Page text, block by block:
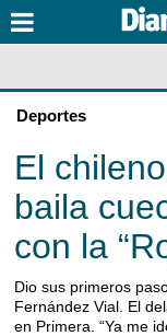
Deportes
El
baila
con la
Dio sus primeros
Fernández Vial. El
en Primera. “Ya me